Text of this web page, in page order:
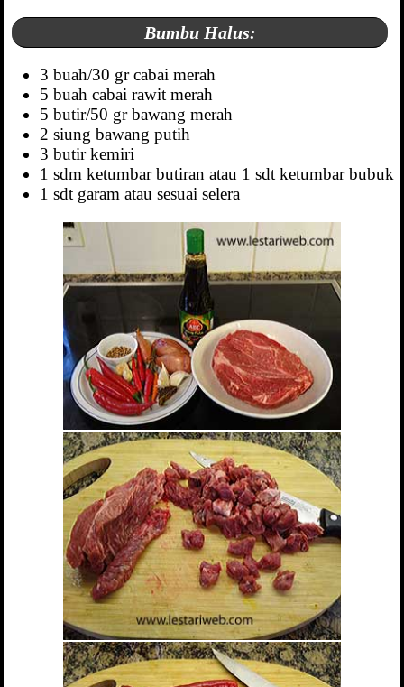
Bumbu Halus:
3 buah/30 gr cabai merah
5 buah cabai rawit merah
5 butir/50 gr bawang merah
2 siung bawang putih
3 butir kemiri
1 sdm ketumbar butiran atau 1 sdt ketumbar bubuk
1 sdt garam atau sesuai selera